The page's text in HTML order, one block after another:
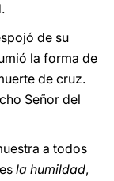
de su
la forma de
de cruz.
Señor del
a todos
la humildad,